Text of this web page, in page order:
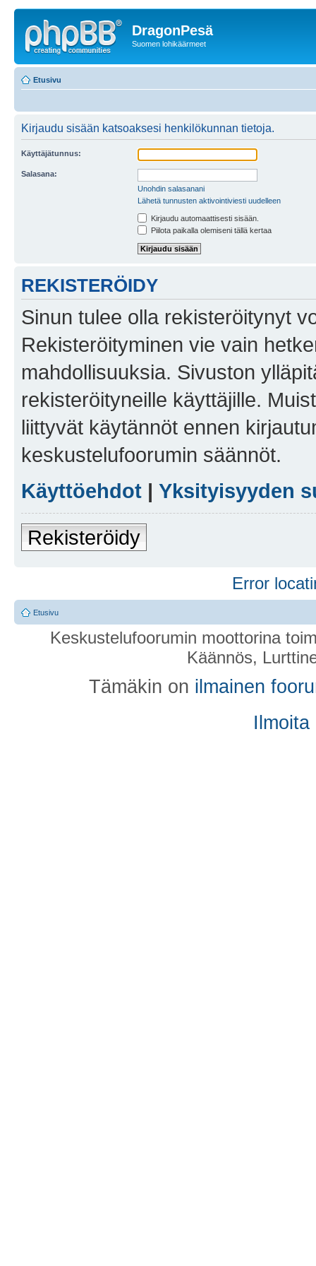
DragonPesä
Suomen lohikäärmeet
Etusivu
Kirjaudu sisään katsoaksesi henkilökunnan tietoja.
Käyttäjätunnus:
Salasana:
Unohdin salasanani
Lähetä tunnusten aktivointiviesti uudelleen
Kirjaudu automaattisesti sisään.
Piilota paikalla olemiseni tällä kertaa
REKISTERÖIDY
Sinun tulee olla rekisteröitynyt
Rekisteröityminen vie vain
mahdollisuuksia. Sivuston
rekisteröityneille käyttäjille.
liittyvät käytännöt ennen
keskustelufoorumin säännöt.
Käyttöehdot | Yksityisyyden
Rekisteröidy
Error
Etusivu
Keskustelufoorumin moottorina
Käännös,
Tämäkin on ilmainen